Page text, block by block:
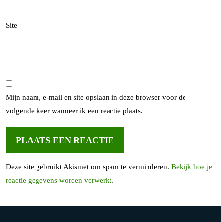
Site
Mijn naam, e-mail en site opslaan in deze browser voor de
volgende keer wanneer ik een reactie plaats.
Deze site gebruikt Akismet om spam te verminderen. Bekijk hoe je
reactie gegevens worden verwerkt.